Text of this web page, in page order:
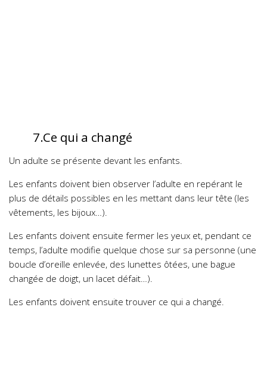
7.Ce qui a changé
Un adulte se présente devant les enfants.
Les enfants doivent bien observer l’adulte en repérant le
plus de détails possibles en les mettant dans leur tête (les
vêtements, les bijoux…).
Les enfants doivent ensuite fermer les yeux et, pendant ce
temps, l’adulte modifie quelque chose sur sa personne (une
boucle d’oreille enlevée, des lunettes ôtées, une bague
changée de doigt, un lacet défait…).
Les enfants doivent ensuite trouver ce qui a changé.